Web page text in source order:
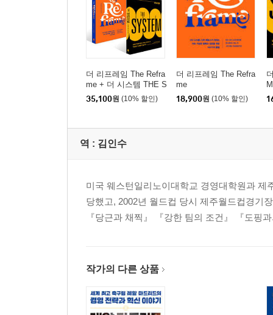
더 리프레임 The Refra
me + 더 시스템 THE S
YSTEM 세트
35,100원 (10% 할인)
더 리프레임 The Refra
me
18,900원 (10% 할인)
M
역 : 김인수
미국 웨스턴일리노이대학교 경영대학원과
당했고, 2002년 월드컵 당시 제주월드컵경기
『당근과 채찍』 『강한 팀의 조건』 『도핑
작가의 다른 상품